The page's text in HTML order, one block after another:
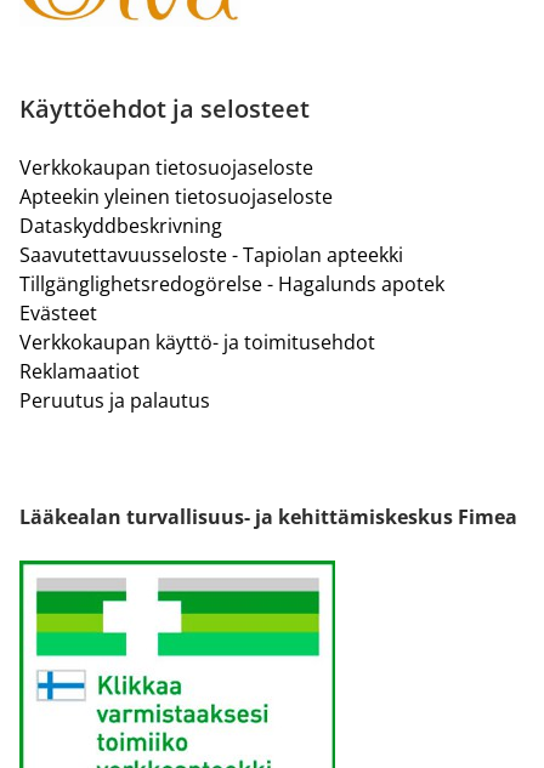
Käyttöehdot ja selosteet
Verkkokaupan tietosuojaseloste
Apteekin yleinen tietosuojaseloste
Dataskyddbeskrivning
Saavutettavuusseloste - Tapiolan apteekki
Tillgänglighetsredogörelse - Hagalunds apotek
Evästeet
Verkkokaupan käyttö- ja toimitusehdot
Reklamaatiot
Peruutus ja palautus
Lääkealan turvallisuus- ja kehittämiskeskus Fimea